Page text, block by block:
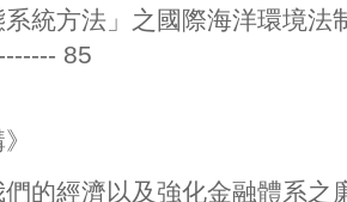
系統方法」之國際海洋環境
85
們的經濟以及強化金融體系